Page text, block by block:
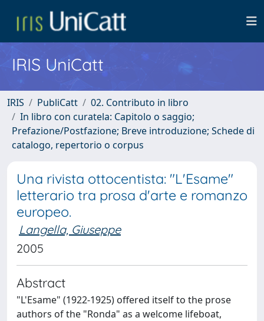
IRIS UniCatt
IRIS PubliCatt
02. Contributo in libro
In libro con curatela: Capitolo o saggio;
Prefazione/Postfazione; Breve introduzione; Schede di
catalogo, repertorio o corpus
Una rivista ottocentista: "L'Esame"
letterario tra prosa d'arte e romanzo
europeo.
Langella, Giuseppe
2005
Abstract
"L'Esame" (1922-1925) offered itself to the prose
authors of the "Ronda" as a welcome lifeboat,